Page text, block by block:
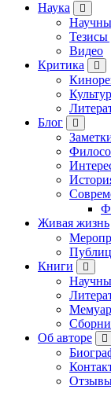
Наука
Тезисы
Видео
Критика
Блог
Живая жизнь
Книги
Об авторе